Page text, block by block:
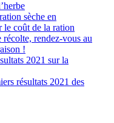
sèche en
le coût de la ration
rendez-vous au
!
2021 sur la
résultats 2021 des